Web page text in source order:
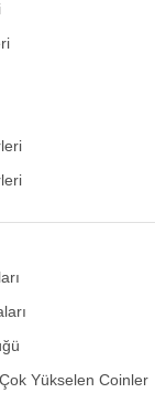
Yükselen Coinler